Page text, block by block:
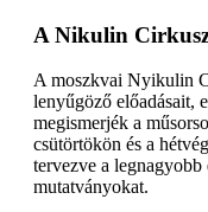
A Nikulin
A moszkvai Nyikulin
lenyűgöző előadásait,
megismerjék a
csütörtökön és a
tervezve a
mutatványokat.